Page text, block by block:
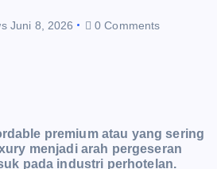
Juni 8, 2026 0 Comments
premium atau yang sering
menjadi arah pergeseran
pada industri perhotelan.